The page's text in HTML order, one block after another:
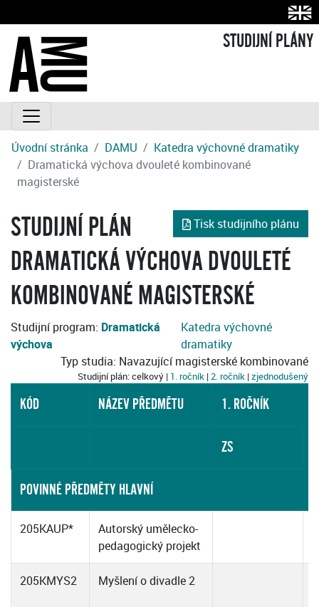
STUDIJNÍ PLÁNY
Úvodní stránka DAMU
Katedra výchovné dramatiky
Dramatická výchova dvouleté kombinované
magisterské
Tisk studijního plánu
STUDIJNÍ PLÁN
DRAMATICKÁ VÝCHOVA DVOULETÉ
KOMBINOVANÉ MAGISTERSKÉ
Studijní program: Dramatická
výchova
Katedra výchovné
dramatiky
Typ studia: Navazující magisterské kombinované
Studijní plán: celkový | 1. ročník |2. ročník |zjednodušený
KÓD NÁZEV PŘEDMĚTU 1. ROČNÍK
ZS
POVINNÉ PŘEDMĚTY HLAVNÍ
205KAUP*
Autorský umělecko-
pedagogický projekt
205KMYS2 Myšlení o divadle 2